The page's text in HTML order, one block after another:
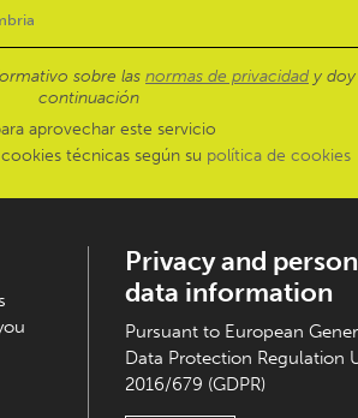
sobre las normas de privacidad y
continuación
aprovechar este servicio
técnicas según su política de cookies
Privacy and
data information
Pursuant to European
Data Protection Regulation
2016/679 (GDPR)